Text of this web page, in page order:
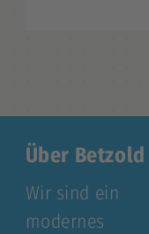
Über Betzold
Wir sind ein
modernes